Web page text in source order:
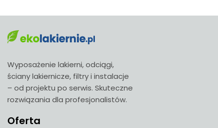
Wyposażenie lakierni, odciągi,
ściany lakiernicze, filtry i instalacje
– od projektu po serwis. Skuteczne
rozwiązania dla profesjonalistów.
Oferta